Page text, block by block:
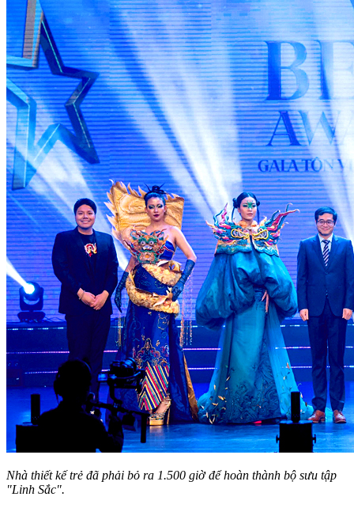
Nhà thiết kế trẻ đã phải bỏ ra 1.500 giờ để hoàn thành bộ sưu tập
"Linh Sắc".